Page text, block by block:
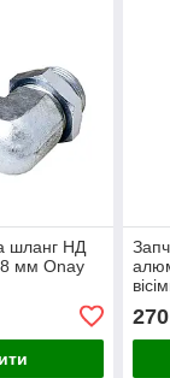
шланг НД
мм Onay
270